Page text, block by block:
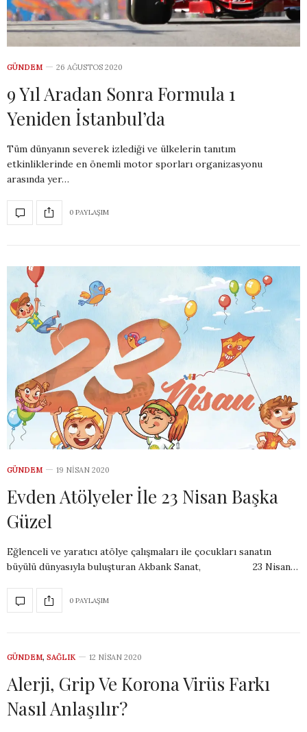
GÜNDEM 26 AĞUSTOS 2020
9 Yıl Aradan Sonra Formula 1
Yeniden İstanbul’da
Tüm dünyanın severek izlediği ve ülkelerin tanıtım
etkinliklerinde en önemli motor sporları organizasyonu
arasında yer…
0 PAYLAŞIM
GÜNDEM 19 NISAN 2020
Evden Atölyeler İle 23 Nisan Başka
Güzel
Eğlenceli ve yaratıcı atölye çalışmaları ile çocukları sanatın
büyülü dünyasıyla buluşturan Akbank Sanat, 23 Nisan…
0 PAYLAŞIM
GÜNDEM, SAĞLIK 12 NISAN 2020
Alerji, Grip Ve Korona Virüs Farkı
Nasıl Anlaşılır?